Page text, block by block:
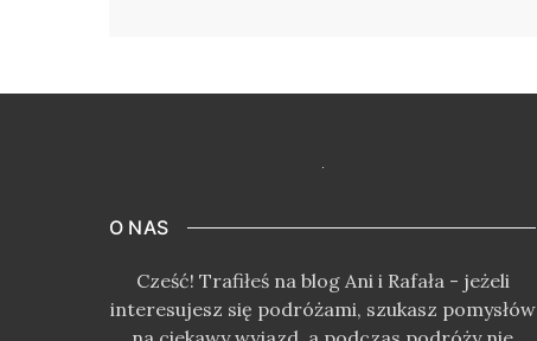
O NAS
Cześć! Trafiłeś na blog Ani i Rafała - jeżeli
interesujesz się podróżami, szukasz pomysłów